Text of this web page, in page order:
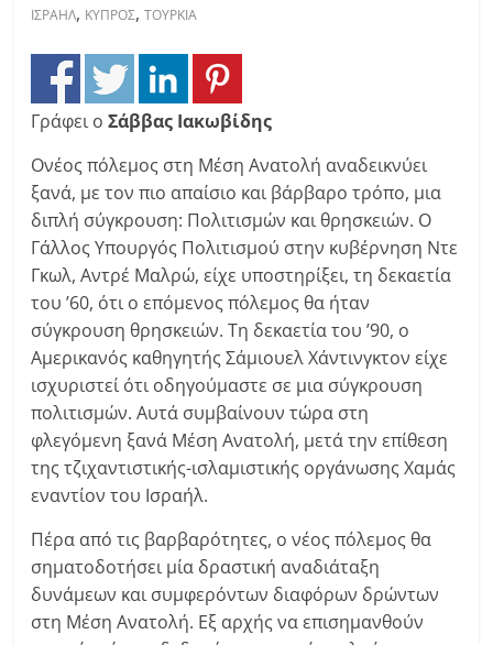
ΙΣΡΑΗΛ, ΚΥΠΡΟΣ,ΤΟΥΡΚΙΑ
Γράφει οΣάββας Ιακωβίδης
Ονέος πόλεμος στη Μέση Ανατολή αναδεικνύει
ξανά, με τον πιο απαίσιο και βάρβαρο τρόπο, μια
διπλή σύγκρουση: Πολιτισμών και θρησκειών. Ο
Γάλλος Yπουργός Πολιτισμού στην κυβέρνηση Ντε
Γκωλ, Αντρέ Μαλρώ, είχε υποστηρίξει, τη δεκαετία
του ’60, ότι ο επόμενος πόλεμος θα ήταν
σύγκρουση θρησκειών. Τη δεκαετία του ’90, ο
Αμερικανός καθηγητής Σάμιουελ Χάντινγκτον είχε
ισχυριστεί ότι οδηγούμαστε σε μια σύγκρουση
πολιτισμών. Αυτά συμβαίνουν τώρα στη
φλεγόμενη ξανά Μέση Ανατολή, μετά την επίθεση
της τζιχαντιστικής-ισλαμιστικής οργάνωσης Χαμάς
εναντίον του Ισραήλ.
Πέρα από τις βαρβαρότητες, ο νέος πόλεμος θα
σηματοδοτήσει μία δραστική αναδιάταξη
δυνάμεων και συμφερόντων διαφόρων δρώντων
στη Μέση Ανατολή. Εξ αρχής να επισημανθούν